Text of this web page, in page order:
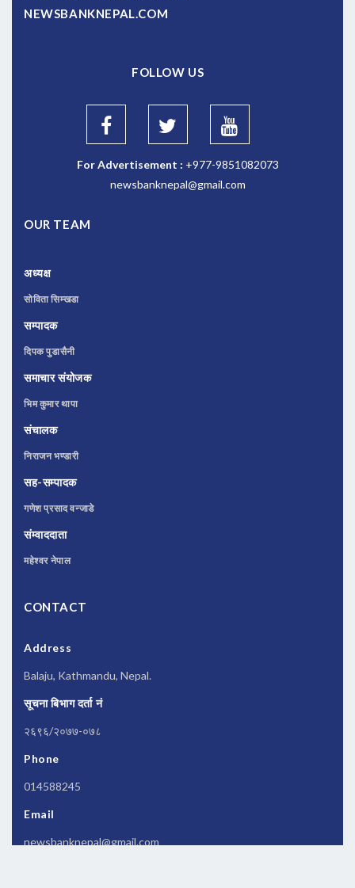
NEWSBANKNEPAL.COM
FOLLOW US
For Advertisement : +977-9851082073
newsbanknepal@gmail.com
OUR TEAM
अध्यक्ष
सोविता सिम्खडा
सम्पादक
दिपक पुडासैनी
समाचार संयोजक
भिम कुमार थापा
संचालक
निराजन भण्डारी
सह-सम्पादक
गणेश प्रसाद वन्जाडे
संम्वाददाता
महेश्वर नेपाल
CONTACT
Address
Balaju, Kathmandu, Nepal.
सूचना बिभाग दर्ता नं
२६९६/२०७७-०७८
Phone
014588245
Email
newsbanknepal@gmail.com